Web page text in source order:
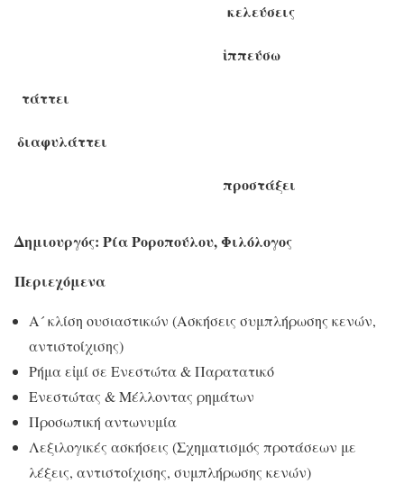
κελεύσεις
ἱππεύσω
τάττει
διαφυλάττει
προστάξει
Δημιουργός: Ρία Ροροπούλου, Φιλόλογος
Περιεχόμενα
Α´ κλίση ουσιαστικών (Ασκήσεις συμπλήρωσης κενών,
αντιστοίχισης)
Ρήμα εἰμί σε Ενεστώτα & Παρατατικό
Ενεστώτας & Μέλλοντας ρημάτων
Προσωπική αντωνυμία
Λεξιλογικές ασκήσεις (Σχηματισμός προτάσεων με
λέξεις, αντιστοίχισης, συμπλήρωσης κενών)